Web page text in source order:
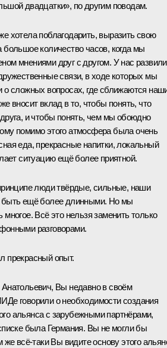
двадцатки», по другим поводам.
хотела поблагодарить, выразить свою
большое количество часов, когда мы
мнениями друг с другом. У нас
связи, в ходе которых мы
о сложных вопросах, где сближаются
вносит вклад в то, чтобы понять, что
и чтобы понять, чем мы обоюдно
помимо этого атмосфера была очень
еда, прекрасные напитки, локальный
ситуацию ещё более приятной.
люди твёрдые, сильные, наши
быть ещё более длинными. Но мы
многое. Всё это нельзя заменить только
разговорами.
прекрасный опыт.
Вы недавно в своём
говорили о необходимости создания
альянса с зарубежными партнёрами,
была Германия. Вы не могли бы
же всё‑таки Вы видите основу этого